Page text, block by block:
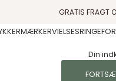
GRATIS FRAGT
MÆRKERVIELSESRINGE
Din